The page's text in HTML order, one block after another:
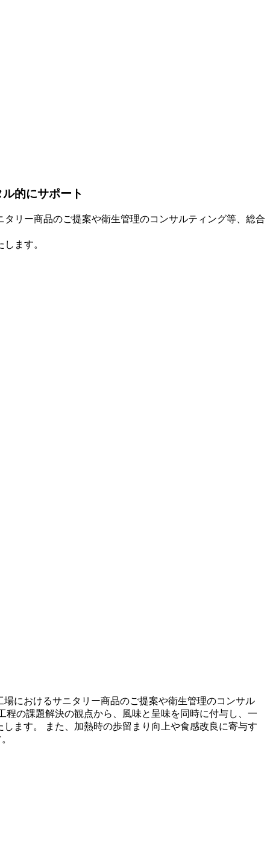
的にサポート
リー商品のご提案や衛生管理のコンサルティング等、総合
ます。
におけるサニタリー商品のご提案や衛生管理のコンサル
の課題解決の観点から、風味と呈味を同時に付与し、一
ます。 また、加熱時の歩留まり向上や食感改良に寄与す